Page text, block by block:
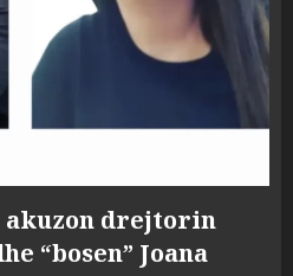
akuzon drejtorin
“bosen” Joana